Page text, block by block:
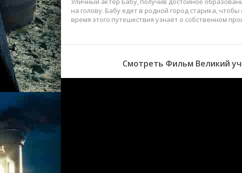
на голову. Бабу едет в родной город старика,
время этого путешествия узнаёт о собственном
Смотреть Фильм Великий